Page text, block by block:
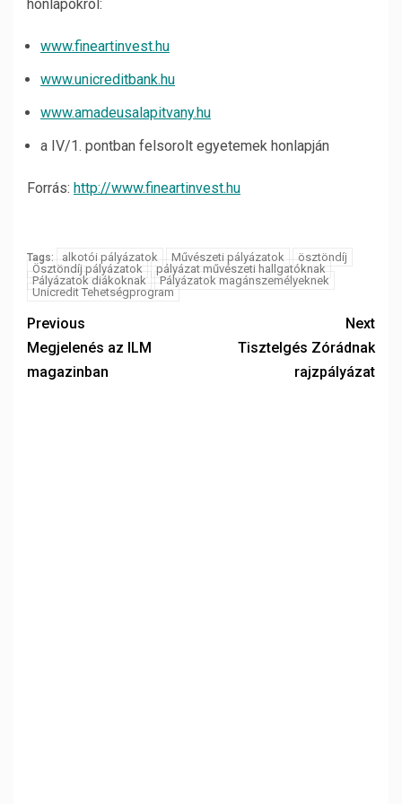
honlapokról:
www.fineartinvest.hu
www.unicreditbank.hu
www.amadeusalapitvany.hu
a IV/1. pontban felsorolt egyetemek honlapján
Forrás: http://www.fineartinvest.hu
Tags: alkotói pályázatok Művészeti pályázatok
ösztöndíj
Ösztöndíj pályázatok
pályázat művészeti hallgatóknak
Pályázatok diákoknak
Pályázatok magánszemélyeknek
Unicredit Tehetségprogram
Previous
Megjelenés az ILM
magazinban
Next
Tisztelgés Zórádnak
rajzpályázat